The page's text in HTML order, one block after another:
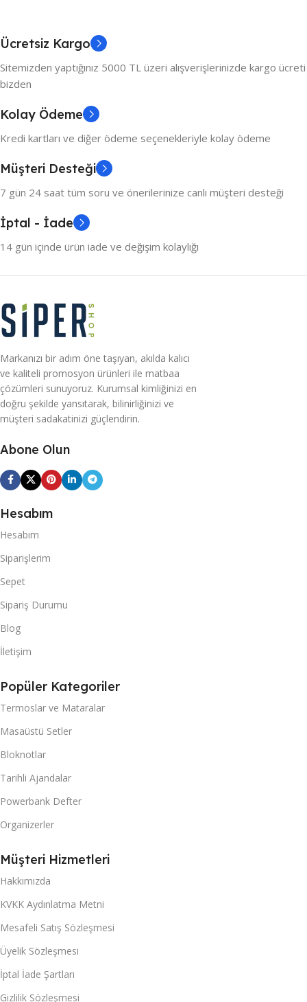
Ücretsiz Kargo
Sitemizden yaptığınız 5000 TL üzeri alışverişlerinizde kargo ücreti
bizden
Kolay Ödeme
Kredi kartları ve diğer ödeme seçenekleriyle kolay ödeme
Müşteri Desteği
7 gün 24 saat tüm soru ve önerilerinize canlı müşteri desteği
İptal - İade
14 gün içinde ürün iade ve değişim kolaylığı
Markanızı bir adım öne taşıyan, akılda kalıcı
ve kaliteli promosyon ürünleri ile matbaa
çözümleri sunuyoruz. Kurumsal kimliğinizi en
doğru şekilde yansıtarak, bilinirliğinizi ve
müşteri sadakatinizi güçlendirin.
Abone Olun
Hesabım
Hesabım
Siparişlerim
Sepet
Sipariş Durumu
Blog
İletişim
Popüler Kategoriler
Termoslar ve Mataralar
Masaüstü Setler
Bloknotlar
Tarihli Ajandalar
Powerbank Defter
Organizerler
Müşteri Hizmetleri
Hakkımızda
KVKK Aydınlatma Metni
Mesafeli Satış Sözleşmesi
Üyelik Sözleşmesi
İptal İade Şartları
Gizlilik Sözleşmesi